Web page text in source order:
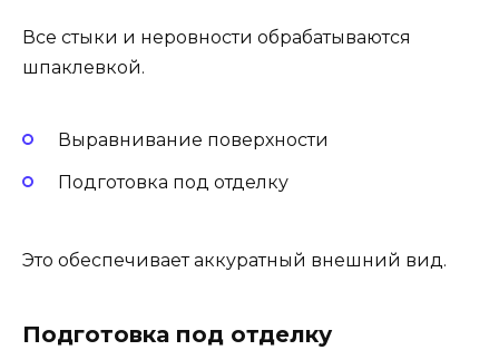
Все стыки и неровности обрабатываются
шпаклевкой.
Выравнивание поверхности
Подготовка под отделку
Это обеспечивает аккуратный внешний вид.
Подготовка под отделку